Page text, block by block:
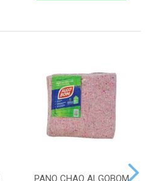
PANO CHAO ALGOBOM